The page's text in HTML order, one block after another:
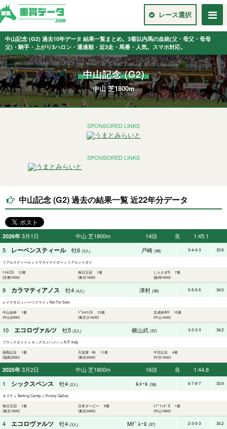
レース選択
中山記念 (G2) 過去10年データ 結果一覧まとめ。3着以内馬の血統(父・母父・母母
父)・騎手・上がり3ハロン・通過順・近3走・馬番・人気。スマホ対応。
中山記念 (G2)
中山 芝1800m
SPONSORED LINKS
SPONSORED LINKS
中山記念 (G2) 過去の結果一覧 近22年分データ
2026年 3月1日 中山 芝1800m 14頭 良
1:45.1
5 レーベンスティール牡6 (3人) 戸崎 (58) 3-4-4-3 33.8
リアルスティール × トウカイテイオー × リアルシャダイ
ﾏｲﾙCS 12着
(京都1600)
毎日王冠 1着
(東京1800)
しらさぎS 7着
(阪神1600)
9 カラマティアノス 牡4 (4人) 津村 (56) 5-5-5-5 34.0
レイデオロ × ハーツクライ × Not For Sale
中山金杯 1着
(中山2000)
ﾍﾟﾙｾｳｽS 12着
(東京ダ1600)
京成杯AH 10着
(中山1600)
10 エコロヴァルツ 牡5 (2人) 横山武 (57) 3-3-3-3 34.2
ブラックタイド × キングカメハメハ × A.P. Indy
福島記念 1着
(福島2000)
天皇賞・秋 11着
(東京2000)
中京記念 4着
(中京1600)
2025年 3月2日 中山 芝1800m 16頭 良
1:44.8
1 シックスペンス 牡4 (2人) ﾙﾒｰﾙ (58) 6-7-8-7 33.9
キズナ × Twirling Candy × Victory Gallop
毎日王冠 1着
(東京1800)
日本ダービー 9着
(東京2400)
ｽﾌﾟﾘﾝｸﾞS 1着
(中山1800)
4 エコロヴァルツ 牡4 (3人) Mﾃﾞﾑｰﾛ (57) 2-3-5-3 34.2